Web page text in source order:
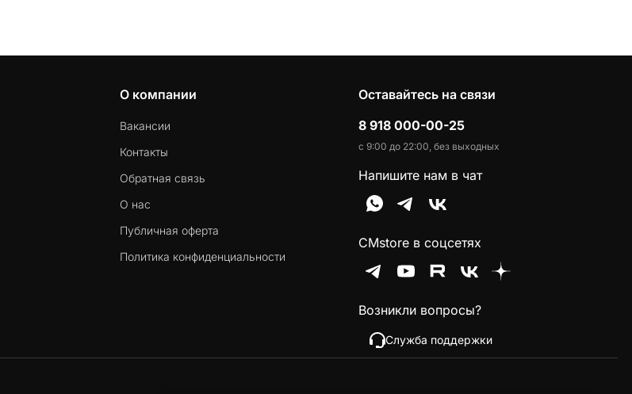
О компании
Вакансии
Контакты
Обратная связь
О нас
Публичная оферта
Политика конфиденциальности
Оставайтесь на связи
8 918 000-00-25
с 9:00 до 22:00, без выходных
Напишите нам в чат
CMstore в соцсетях
Возникли вопросы?
Служба поддержки